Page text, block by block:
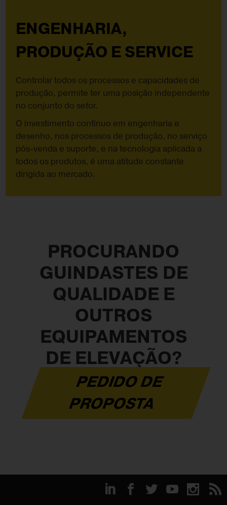
ENGENHARIA,
PRODUÇÃO E SERVICE
Controlar todos os processos e capacidades de
produção, permite ter uma posição independente
no conjunto do setor.
O investimento contínuo em engenharia e
desenho, nos processos de produção, no serviço
pós-venda e suporte, e na tecnologia aplicada a
todos os produtos, é uma atitude constante
dirigida ao mercado.
PROCURANDO
GUINDASTES DE
QUALIDADE E
OUTROS
EQUIPAMENTOS
DE ELEVAÇÃO?
PEDIDO DE
PROPOSTA